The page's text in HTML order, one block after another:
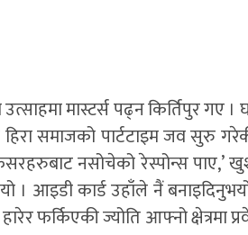
मास्टर्स पढ्न किर्तिपुर गए ।
समाजको पार्टटाइम जव सुरु
नसोचेको रेस्पोन्स पाए,’
। आइडी कार्ड उहाँले नैं
फर्किएकी ज्योति आफ्नो क्षेत्रमा